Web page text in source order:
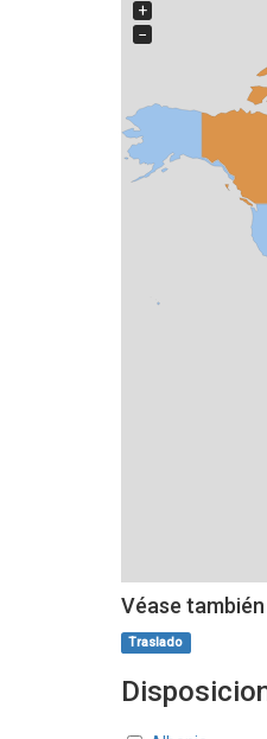
+
−
Véase también
Traslado